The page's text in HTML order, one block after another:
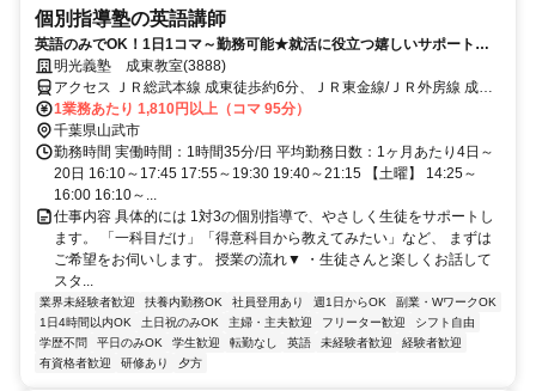
個別指導塾の英語講師
英語のみでOK！1日1コマ～勤務可能★就活に役立つ嬉しいサポートも
◎ミドル・シニアも活躍中
明光義塾 成東教室(3888)
アクセス ＪＲ総武本線 成東徒歩約6分、ＪＲ東金線/ＪＲ外房線 成東
徒歩約6分、ＪＲ東金線/ＪＲ外房線 求名出入口2徒歩約46分
1業務あたり 1,810円以上（コマ 95分）
千葉県山武市
勤務時間 実働時間：1時間35分/日 平均勤務日数：1ヶ月あたり4日～
20日 16:10～17:45 17:55～19:30 19:40～21:15 【土曜】 14:25～
16:00 16:10～...
仕事内容 具体的には 1対3の個別指導で、やさしく生徒をサポートし
ます。 「一科目だけ」「得意科目から教えてみたい」など、 まずは
ご希望をお伺いします。 授業の流れ▼ ・生徒さんと楽しくお話して
スタ...
業界未経験者歓迎 扶養内勤務OK 社員登用あり 週1日からOK
副業・WワークOK
1日4時間以内OK
土日祝のみOK 主婦・主夫歓迎 フリーター歓迎
シフト自由
学歴不問
平日のみOK 学生歓迎 転勤なし 英語 未経験者歓迎
経験者歓迎
有資格者歓迎
研修あり 夕方